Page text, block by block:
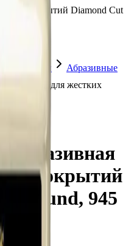
покрытий Diamond Cut
пасты
Абразивные
паста для жестких
945 мл
Абразивная
покрытий
945